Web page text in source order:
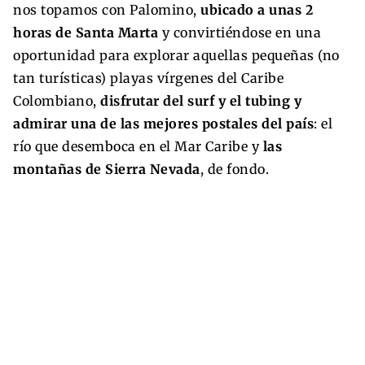
nos topamos con Palomino, ubicado a unas 2
horas de Santa Marta y convirtiéndose en una
oportunidad para explorar aquellas pequeñas (no
tan turísticas) playas vírgenes del Caribe
Colombiano, disfrutar del surf y el tubing y
admirar una de las mejores postales del país: el
río que desemboca en el Mar Caribe y las
montañas de Sierra Nevada, de fondo.